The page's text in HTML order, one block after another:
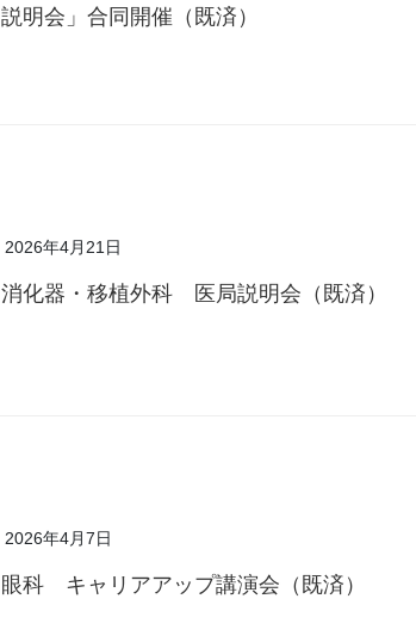
説明会」合同開催（既済）
2026年4月21日
消化器・移植外科 医局説明会（既済）
2026年4月7日
眼科 キャリアアップ講演会（既済）